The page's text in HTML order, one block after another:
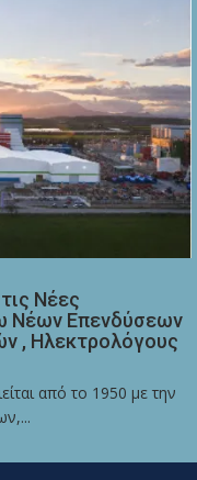
Νέες
Νέων Επενδύσεων
, Ηλεκτρολόγους
από το 1950 με την